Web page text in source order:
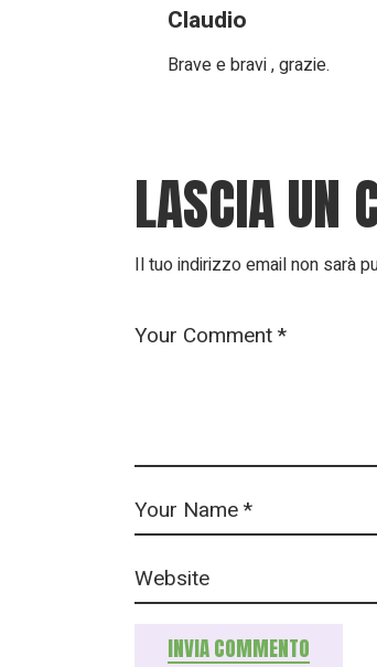
Claudio
Brave e bravi , grazie.
LASCIA UN
Il tuo indirizzo email non sarà
INVIA COMMENTO